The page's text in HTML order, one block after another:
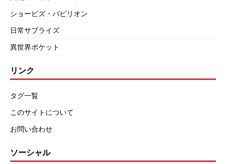
ショービズ・パビリオン
日常サプライズ
異世界ポケット
リンク
タグ一覧
このサイトについて
お問い合わせ
ソーシャル